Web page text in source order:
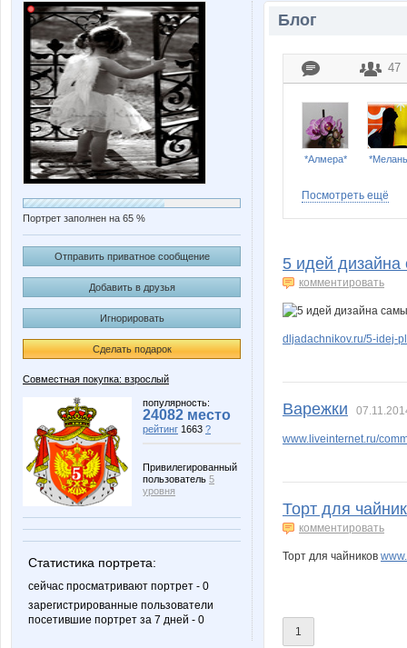
Портрет заполнен на 65 %
Отправить приватное сообщение
Добавить в друзья
Игнорировать
Сделать подарок
Совместная покупка: взрослый
популярность:
24082 место
рейтинг 1663 ?
Привилегированный
пользователь 5
уровня
Статистика портрета:
сейчас просматривают портрет - 0
зарегистрированные пользователи
посетившие портрет за 7 дней - 0
Блог
47
*Алмера*
olgabal or-ange
Аквамарин2
Посмотреть ещё
5 идей дизайна
комментировать
dljadachnikov.ru/5-idej-
Варежки
www.liveinternet.ru/
Торт для
комментировать
Торт для чайников
1